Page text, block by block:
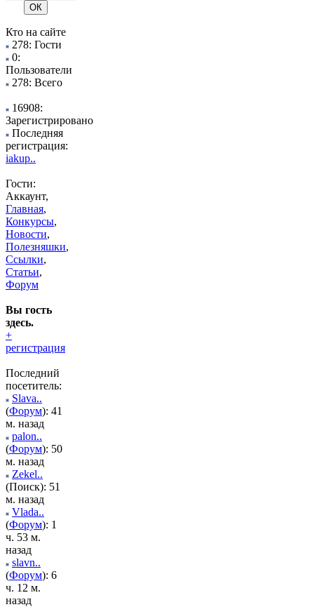
Кто на сайте
278: Гости
0:
Пользователи
278: Всего
16908:
Зарегистрировано
Последняя
регистрация:
iakup..
Гости:
Аккаунт,
Главная,
Конкурсы,
Новости,
Полезняшки,
Ссылки,
Статьи,
Форум
Вы гость
здесь.
+
регистрация
Последний
посетитель:
Slava..
(Форум): 41
м. назад
palon..
(Форум): 50
м. назад
Zekel..
(Поиск): 51
м. назад
Vlada..
(Форум): 1
ч. 53 м.
назад
slavn..
(Форум): 6
ч. 12 м.
назад